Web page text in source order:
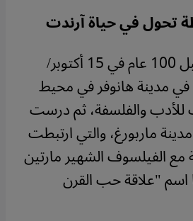
تحول في حياة آرندت
ولدت حنة آرندت قبل 100 عام في 15 أكتوبر/
تشرين الأول 1906 في مدينة هانوفر في محيط
والفلسفة، ثم درست
ماربورغ، والتي ارتبطت
مع الفيلسوف الشهير مارتين
اسم "علاقة حب القرن